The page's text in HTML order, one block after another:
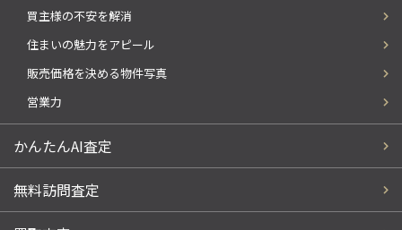
買主様の不安を解消
住まいの魅力をアピール
販売価格を決める物件写真
営業力
かんたんAI査定
無料訪問査定